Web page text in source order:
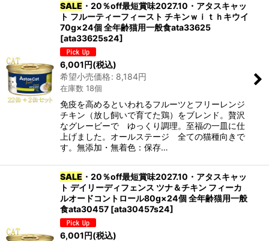
SALE ・20％off最短賞味2027.10・アタスキャッ
ト フルーティーフィースト チキンｗｉｔｈキウイ
70g×24個 全年齢猫用一般食ata33625
[ata33625s24]
6,001円(税込)
希望小売価格: 8,184円
在庫数 18個
免疫を高めるといわれるフルーツとフリーレンジ
チキン（放し飼いで育てた鶏）をブレンド。贅沢
なグレービーで ゆっくり調理。至福の一皿に仕
上げました。オールステージ 全ての猫種向きで
す。無添加・無着色：保存…
SALE ・20％off最短賞味2027.10・アタスキャッ
ト デイリーディフェンス ツナ＆チキン フィーカ
ルオードコントロール80g×24個 全年齢猫用一般
食ata30457 [ata30457s24]
6,001円(税込)